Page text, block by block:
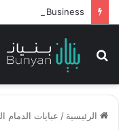
بحث
الرئيسية / عبايات الدمام